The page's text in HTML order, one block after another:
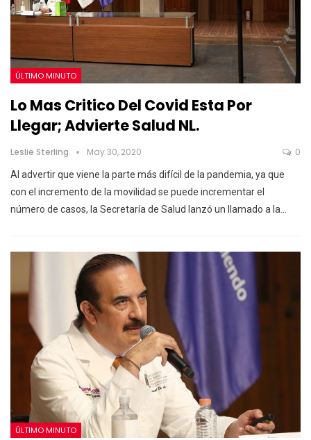
ÚLTIMO MINUTO
Lo Mas Critico Del Covid Esta Por
Llegar; Advierte Salud NL.
Leslie Sterling May 30, 2020 0
Al advertir que viene la parte más difícil de la pandemia, ya que
con el incremento de la movilidad se puede incrementar el
número de casos, la Secretaría de Salud lanzó un llamado a la…
ÚLTIMO MINUTO